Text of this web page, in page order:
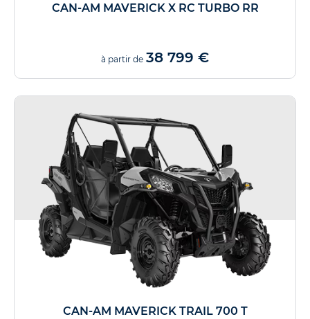
CAN-AM MAVERICK X RC TURBO RR
à partir de 38 799 €
CAN-AM MAVERICK TRAIL 700 T